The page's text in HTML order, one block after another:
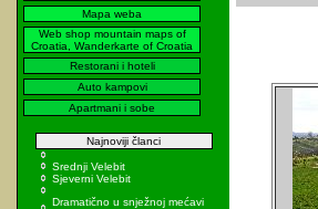
Mapa weba
Web shop mountain maps of
Croatia, Wanderkarte of Croatia
Restorani i hoteli
Auto kampovi
Apartmani i sobe
Najnoviji članci
Srednji Velebit
Sjeverni Velebit
Dramatično u snježnoj mećavi